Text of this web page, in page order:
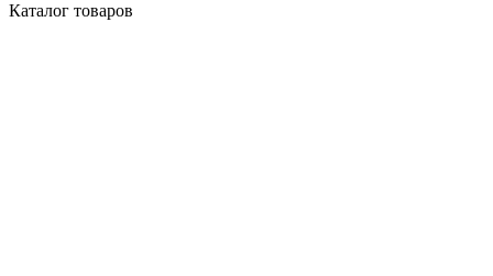
Каталог товаров